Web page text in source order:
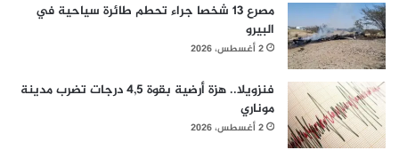
مصرع 13 شخصا جراء تحطم طائرة سياحية في
البيرو
2 أغسطس، 2026
فنزويلا.. هزة أرضية بقوة 4,5 درجات تضرب مدينة
موناري
2 أغسطس، 2026